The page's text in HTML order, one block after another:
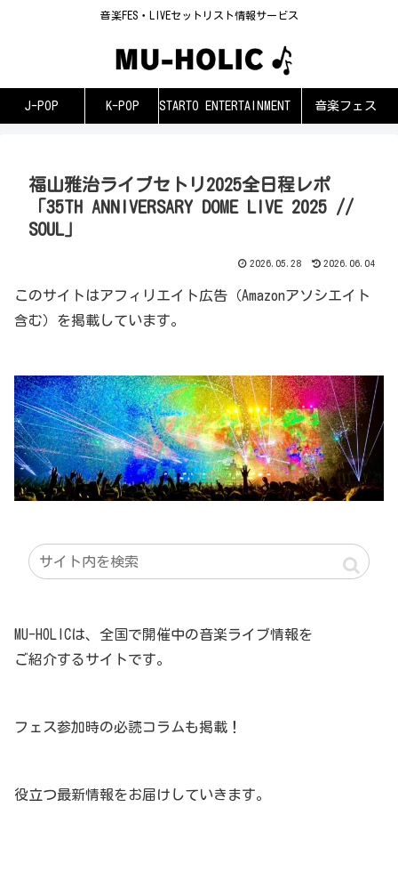
音楽FES・LIVEセットリスト情報サービス
J-POP K-POP STARTO ENTERTAINMENT 音楽フェス
福山雅治ライブセトリ2025全日程レポ
「35TH ANNIVERSARY DOME LIVE 2025 //
SOUL」
2026.05.28 2026.06.04
このサイトはアフィリエイト広告（Amazonアソシエイト
含む）を掲載しています。
MU-HOLICは、全国で開催中の音楽ライブ情報を
ご紹介するサイトです。
フェス参加時の必読コラムも掲載！
役立つ最新情報をお届けしていきます。